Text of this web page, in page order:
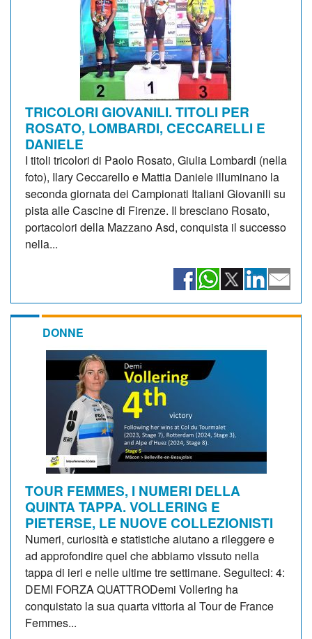
TRICOLORI GIOVANILI. TITOLI PER
ROSATO, LOMBARDI, CECCARELLI E
DANIELE
I titoli tricolori di Paolo Rosato, Giulia Lombardi (nella
foto), Ilary Ceccarello e Mattia Daniele illuminano la
seconda giornata dei Campionati Italiani Giovanili su
pista alle Cascine di Firenze. Il bresciano Rosato,
portacolori della Mazzano Asd, conquista il successo
nella...
DONNE
TOUR FEMMES, I NUMERI DELLA
QUINTA TAPPA. VOLLERING E
PIETERSE, LE NUOVE COLLEZIONISTI
Numeri, curiosità e statistiche aiutano a rileggere e
ad approfondire quel che abbiamo vissuto nella
tappa di ieri e nelle ultime tre settimane. Seguiteci: 4:
DEMI FORZA QUATTRODemi Vollering ha
conquistato la sua quarta vittoria al Tour de France
Femmes...